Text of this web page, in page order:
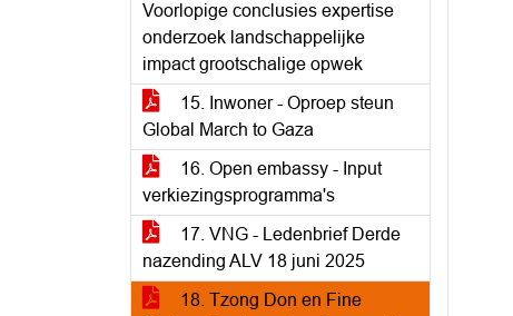
Voorlopige conclusies expertise
onderzoek landschappelijke
impact grootschalige opwek
15. Inwoner - Oproep steun
Global March to Gaza
16. Open embassy - Input
verkiezingsprogramma's
17. VNG - Ledenbrief Derde
nazending ALV 18 juni 2025
18. Tzong Don en Fine